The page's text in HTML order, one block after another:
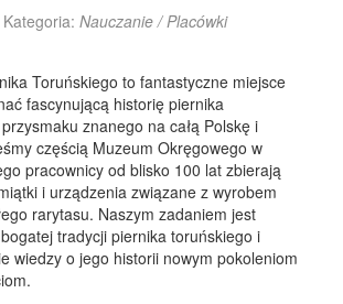
Kategoria:Nauczanie / Placówki
Toruńskiego to fantastyczne miejsce
fascynującą historię piernika
znanego na całą Polskę i
częścią Muzeum Okręgowego w
pracownicy od blisko 100 lat zbierają
i urządzenia związane z wyrobem
rarytasu. Naszym zadaniem jest
tradycji piernika toruńskiego i
wiedzy o jego historii nowym pokoleniom